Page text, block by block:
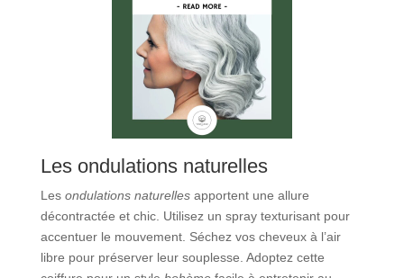
Les ondulations naturelles
Les ondulations naturellesapportent une allure
décontractée et chic. Utilisez un spray texturisant pour
accentuer le mouvement. Séchez vos cheveux à l’air
libre pour préserver leur souplesse. Adoptez cette